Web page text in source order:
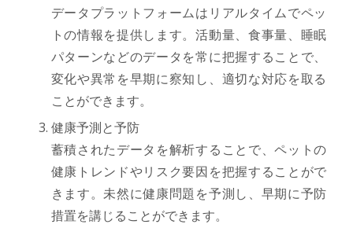
データプラットフォームはリアルタイムでペッ
トの情報を提供します。活動量、食事量、睡眠
パターンなどのデータを常に把握することで、
変化や異常を早期に察知し、適切な対応を取る
ことができます。
健康予測と予防
蓄積されたデータを解析することで、ペットの
健康トレンドやリスク要因を把握することがで
きます。未然に健康問題を予測し、早期に予防
措置を講じることができます。